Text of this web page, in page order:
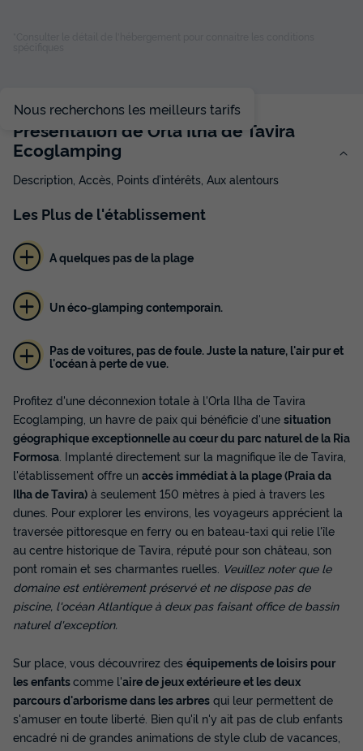
Modifier les dates
Voir les disponibilités
TENTE 3 personnes - TENDAS PRÉ
MONTADAS 3 PAX
Annulation gratuite
Surface
15m²
Adultes
3
Climatisation Réfrigérateur Salon de jardin
TENTE 3 personnes - TENDAS PRÉ MONTADAS 3 PAX
du04/10/2026au11/10/2026
Meilleur prix pour 7 nuits
Modifier les dates
Voir les disponibilités
Nous recherchons les meilleurs tarifs
Présentation de Orla Ilha de Tavira
Ecoglamping
Description, Accès, Points d’intérêts, Aux alentours
Les Plusde l'établissement
A quelques pas de la plage
Un éco-glamping contemporain.
Pas de voitures, pas de foule. Juste la nature, l'air pur et
l'océan à perte de vue.
Profitez d'une déconnexion totale à l'Orla Ilha de Tavira
Ecoglamping, un havre de paix qui bénéficie d'une situation
géographique exceptionnelle au cœur du parc naturel de la Ria
Formosa . Implanté directement sur la magnifique île de Tavira,
l'établissement offre un accès immédiat à la plage (Praia da
Ilha de Tavira) à seulement 150 mètres à pied à travers les
dunes. Pour explorer les environs, les voyageurs apprécient la
traversée pittoresque en ferry ou en bateau-taxi qui relie l'île
au centre historique de Tavira, réputé pour son château, son
pont romain et ses charmantes ruelles. Veuillez noter que le
domaine est entièrement préservé et ne dispose pas de
piscine, l'océan Atlantique à deux pas faisant office de bassin
naturel d'exception.
Sur place, vous découvrirez des équipements de loisirs pour
les enfantscomme l'aire de jeux extérieure et les deux
parcours d'arborisme dans les arbres qui leur permettent de
s'amuser en toute liberté. Bien qu'il n'y ait pas de club enfants
encadré ni de grandes animations de style club de vacances,